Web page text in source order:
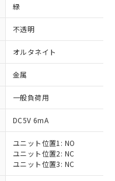
緑
不透明
オルタネイト
金属
一般負荷用
DC5V 6mA
ユニット位置1: NO
ユニット位置2: NC
ユニット位置3: NC